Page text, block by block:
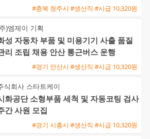
#충북 청주시 #생산직 #시급 10,320원
)엠제이 기획
성 자동차 부품 및 미용기기 사출 품질
리 조립 채용 안산 통근버스 운행
#경기 안산시 #생산직 #시급 10,320원
식회사 스타트케이
화공단 소형부품 세척 및 자동코팅 검사
간 사원 모집
#경기 시흥시 #생산직 #시급 10,320원